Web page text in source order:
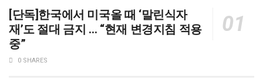
[단독]한국에서 미국올 때 ‘말린식자
재’도 절대 금지 … “현재 변경지침 적용
중”
0 SHARES